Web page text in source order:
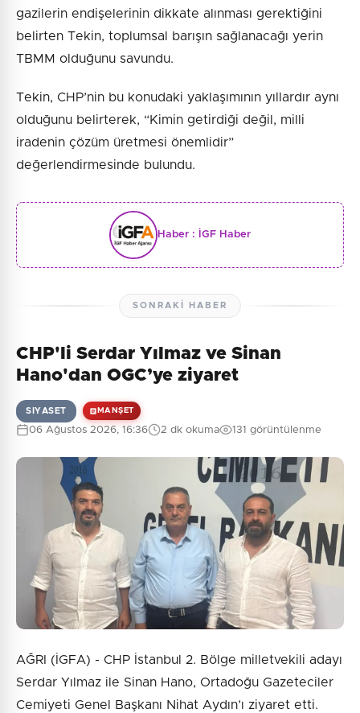
gazilerin endişelerinin dikkate alınması gerektiğini
belirten Tekin, toplumsal barışın sağlanacağı yerin
TBMM olduğunu savundu.
Tekin, CHP’nin bu konudaki yaklaşımının yıllardır aynı
olduğunu belirterek, “Kimin getirdiği değil, milli
iradenin çözüm üretmesi önemlidir”
değerlendirmesinde bulundu.
Haber : İGF Haber
SONRAKI HABER
CHP'li Serdar Yılmaz ve Sinan
Hano'dan OGC’ye ziyaret
SIYASET MANŞET
06 Ağustos 2026, 16:36 2 dk okuma 131 görüntülenme
AĞRI (İGFA) - CHP İstanbul 2. Bölge milletvekili adayı
Serdar Yılmaz ile Sinan Hano, Ortadoğu Gazeteciler
Cemiyeti Genel Başkanı Nihat Aydın’ı ziyaret etti.